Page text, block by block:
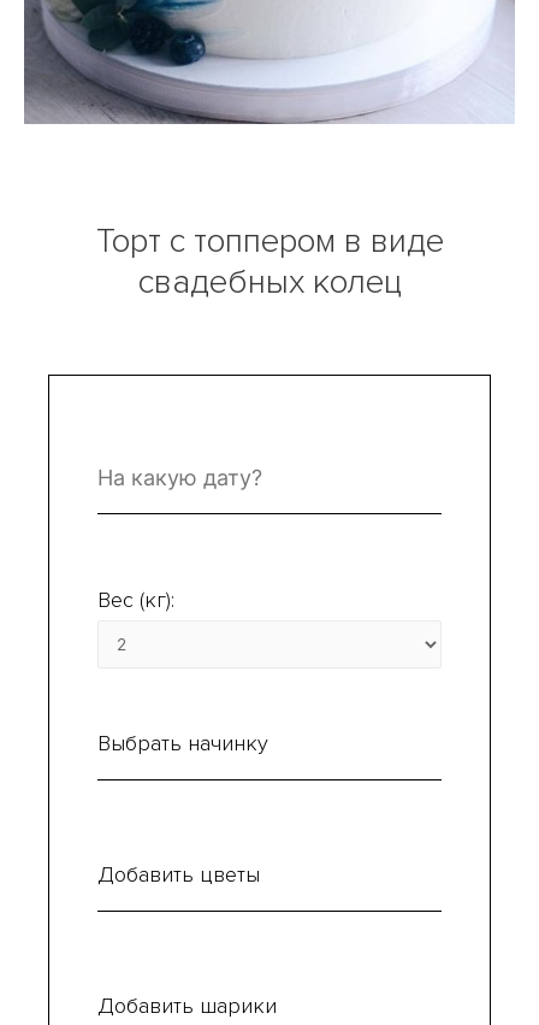
Торт с топпером в виде
свадебных колец
Вес (кг):
Выбрать начинку
Добавить цветы
Добавить шарики